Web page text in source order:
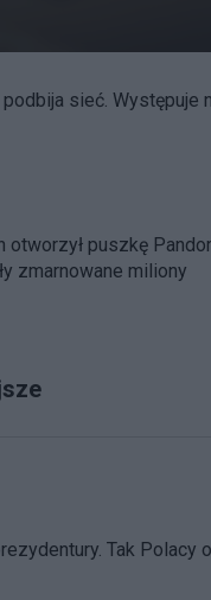
sieć. Występuje
otworzył puszkę
zmarnowane miliony
Tak Polacy